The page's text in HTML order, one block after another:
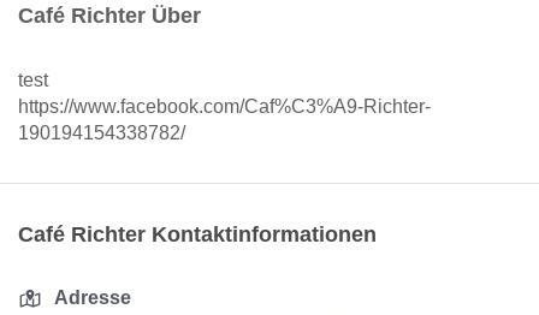
Café Richter Über
test
https://www.facebook.com/Caf%C3%A9-Richter-
190194154338782/
Café Richter Kontaktinformationen
Adresse